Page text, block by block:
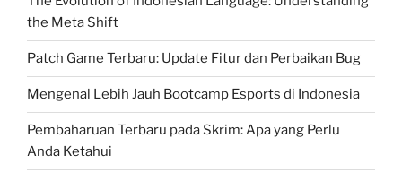
the Meta Shift
Patch Game Terbaru: Update Fitur dan Perbaikan Bug
Mengenal Lebih Jauh Bootcamp Esports di Indonesia
Pembaharuan Terbaru pada Skrim: Apa yang Perlu
Anda Ketahui